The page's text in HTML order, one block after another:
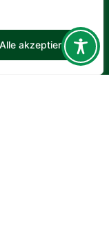
Alle akzeptieren